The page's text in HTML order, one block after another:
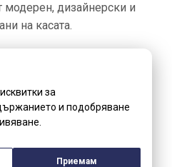
модерен, дизайнерски и
на касата.
за
и подобряване
Приемам